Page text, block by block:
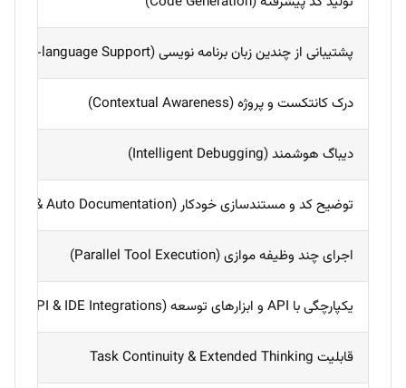
پشتیبانی از چندین زبان برنامه نویسی (Multi-language Support)
درک کانتکست و پروژه (Contextual Awareness)
دیباگ هوشمند (Intelligent Debugging)
توضیح کد و مستندسازی خودکار (Code Explanation & Auto Documentation)
اجرای چند وظیفه موازی (Parallel Tool Execution)
یکپارچگی با API و ابزارهای توسعه (API & IDE Integrations)
قابلیت Task Continuity & Extended Thinking